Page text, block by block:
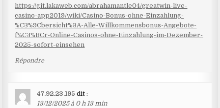
https://git.lakaweb.com/abrahamantle04/greatwin-live-
casino-app2019/wiki/Casino-Bonus-ohne-Einzahlung-
%C3%9Cbersicht%3A-Alle-Willkommensbonus-Angebote-
f%C3%BCr-Online-Casinos-ohne-Einzahlung-im-Dezember-
2025-sofort-einsehen
Répondre
47.92.23.195 dit :
13/12/2025 à 0 h 13 min